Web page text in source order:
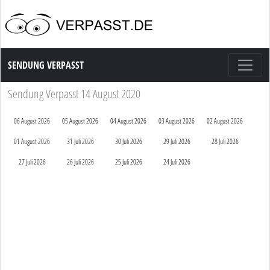
Sendung Verpasst
SENDUNG VERPASST
Sendung Verpasst 14 August 2020
06 August 2026 05 August 2026 04 August 2026 03 August 2026
02 August 2026
01 August 2026
31 Juli 2026 30 Juli 2026 29 Juli 2026
28 Juli 2026
27 Juli 2026
26 Juli 2026 25 Juli 2026 24 Juli 2026